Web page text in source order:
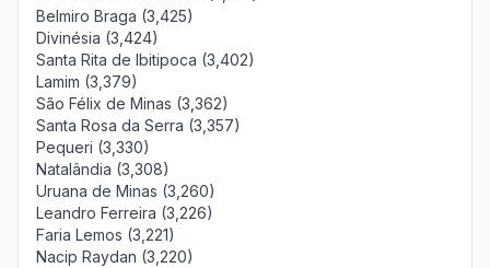
Belmiro Braga (3,425)
Divinésia (3,424)
Santa Rita de Ibitipoca (3,402)
Lamim (3,379)
São Félix de Minas (3,362)
Santa Rosa da Serra (3,357)
Pequeri (3,330)
Natalândia (3,308)
Uruana de Minas (3,260)
Leandro Ferreira (3,226)
Faria Lemos (3,221)
Nacip Raydan (3,220)